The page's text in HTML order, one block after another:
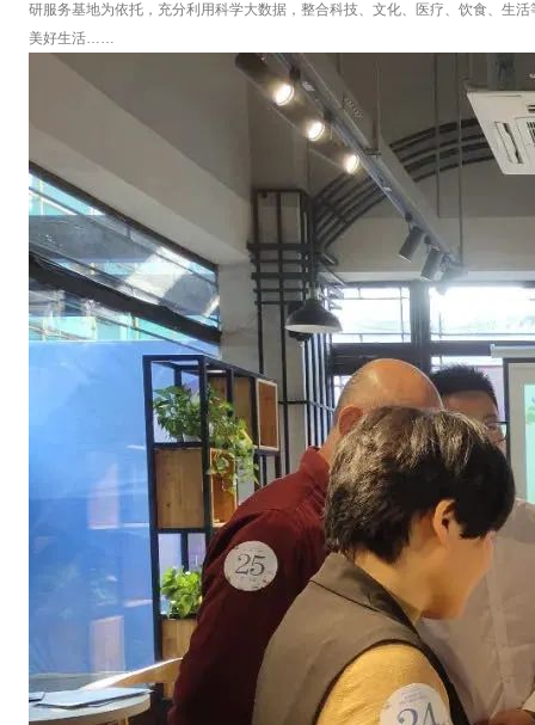
研服务基地为依托，充分利用科学大数据，整合科技、文化、医疗、饮食、生
美好生活……